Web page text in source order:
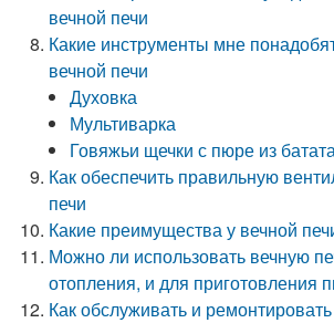
вечной печи
Какие инструменты мне
вечной печи
Духовка
Мультиварка
Говяжьи щечки с пюре из
Как обеспечить правильную
печи
Какие преимущества у вечной
Можно ли использовать вечную
отопления, и для приготовления
Как обслуживать и